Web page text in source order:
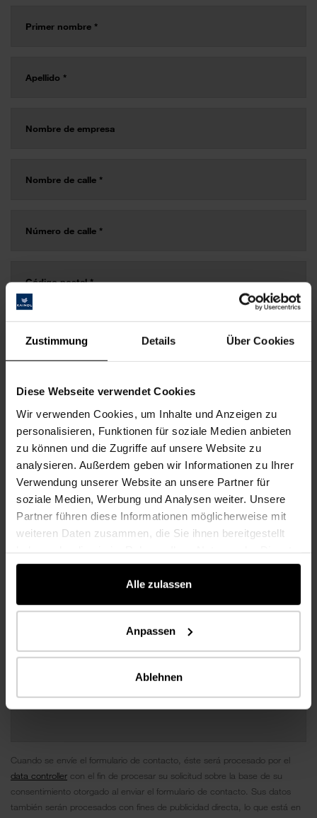
Zustimmung Details Über Cookies
Diese Webseite verwendet Cookies
Wir verwenden Cookies, um Inhalte und Anzeigen zu
personalisieren, Funktionen für soziale Medien anbieten
zu können und die Zugriffe auf unsere Website zu
analysieren. Außerdem geben wir Informationen zu Ihrer
Verwendung unserer Website an unsere Partner für
soziale Medien, Werbung und Analysen weiter. Unsere
Partner führen diese Informationen möglicherweise mit
weiteren Daten zusammen, die Sie ihnen bereitgestellt
gesammelt haben.
Alle zulassen
Anpassen
Ablehnen
Cuando se envíe el formulario de contacto, éste será procesado por el
data controller con el fin de procesar su solicitud sobre la base de su
consentimiento otorgado al enviar el formulario de contacto. Sus datos
también serán procesados ​​con fines de publicidad directa, lo que está en